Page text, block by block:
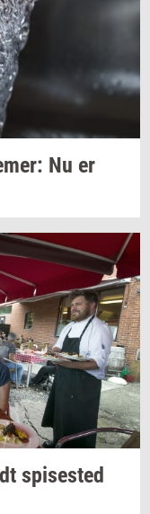
Nu er
spi­se­sted